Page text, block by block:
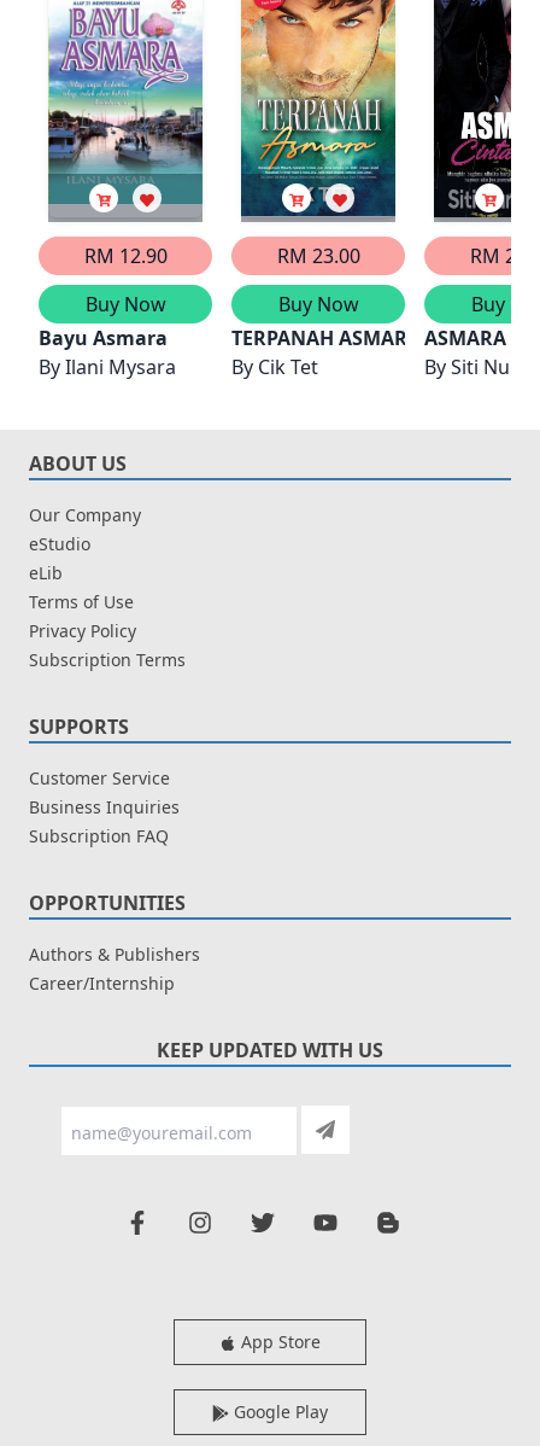
RM 12.90
Buy Now
Bayu Asmara
ByIlani Mysara
RM 23.00
Buy Now
TERPANAH ASMARA
By Cik Tet
RM
Buy
ASMARA
BySiti Nur
ABOUT US
Our Company
eStudio
eLib
Terms of Use
Privacy Policy
Subscription Terms
SUPPORTS
Customer Service
Business Inquiries
Subscription FAQ
OPPORTUNITIES
Authors & Publishers
Career/Internship
KEEP UPDATED WITH US
App Store
Google Play